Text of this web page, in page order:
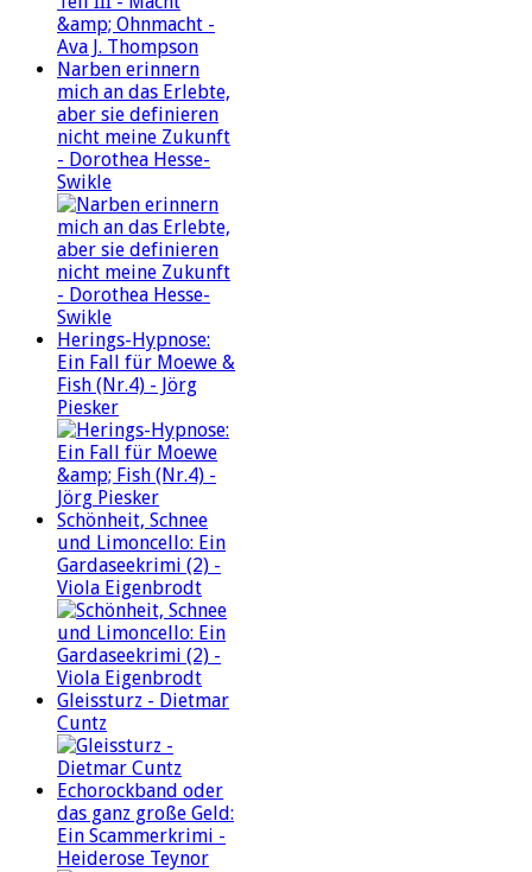
Narben erinnern
mich an das Erlebte,
aber sie definieren
nicht meine Zukunft
- Dorothea Hesse-
Swikle
Herings-Hypnose:
Ein Fall für Moewe &
Fish (Nr.4) - Jörg
Piesker
Schönheit, Schnee
und Limoncello: Ein
Gardaseekrimi (2) -
Viola Eigenbrodt
Gleissturz - Dietmar
Cuntz
Echorockband oder
das ganz große Geld:
Ein Scammerkrimi -
Heiderose Teynor